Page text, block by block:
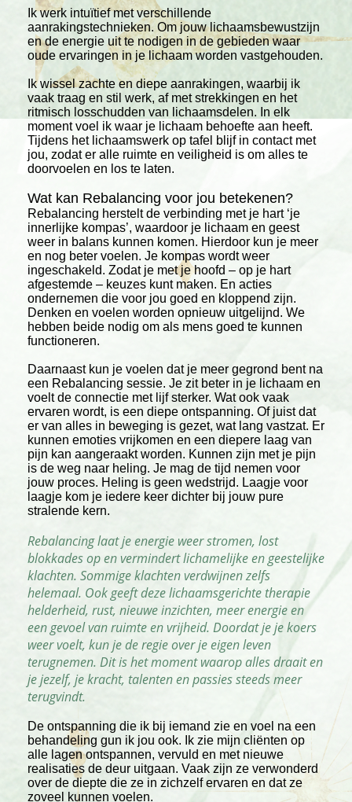
Ik werk intuïtief met verschillende
aanrakingstechnieken. Om jouw lichaamsbewustzijn
en de energie uit te nodigen in de gebieden waar
oude ervaringen in je lichaam worden vastgehouden.
Ik wissel zachte en diepe aanrakingen, waarbij ik
vaak traag en stil werk, af met strekkingen en het
ritmisch losschudden van lichaamsdelen. In elk
moment voel ik waar je lichaam behoefte aan heeft.
Tijdens het lichaamswerk op tafel blijf in contact met
jou, zodat er alle ruimte en veiligheid is om alles te
doorvoelen en los te laten.
Wat kan Rebalancing voor jou betekenen?
Rebalancing herstelt de verbinding met je hart ‘je
innerlijke kompas’, waardoor je lichaam en geest
weer in balans kunnen komen. Hierdoor kun je meer
en nog beter voelen. Je kompas wordt weer
ingeschakeld. Zodat je met je hoofd – op je hart
afgestemde – keuzes kunt maken. En acties
ondernemen die voor jou goed en kloppend zijn.
Denken en voelen worden opnieuw uitgelijnd. We
hebben beide nodig om als mens goed te kunnen
functioneren.
Daarnaast kun je voelen dat je meer gegrond bent na
een Rebalancing sessie. Je zit beter in je lichaam en
voelt de connectie met lijf sterker. Wat ook vaak
ervaren wordt, is een diepe ontspanning. Of juist dat
er van alles in beweging is gezet, wat lang vastzat. Er
kunnen emoties vrijkomen en een diepere laag van
pijn kan aangeraakt worden. Kunnen zijn met je pijn
is de weg naar heling. Je mag de tijd nemen voor
jouw proces. Heling is geen wedstrijd. Laagje voor
laagje kom je iedere keer dichter bij jouw pure
stralende kern.
Rebalancing laat je energie weer stromen, lost
blokkades op en vermindert lichamelijke en geestelijke
klachten. Sommige klachten verdwijnen zelfs
helemaal. Ook geeft deze lichaamsgerichte therapie
helderheid, rust, nieuwe inzichten, meer energie en
een gevoel van ruimte en vrijheid. Doordat je je koers
weer voelt, kun je de regie over je eigen leven
terugnemen. Dit is het moment waarop alles draait en
je jezelf, je kracht, talenten en passies steeds meer
terugvindt.
De ontspanning die ik bij iemand zie en voel na een
behandeling gun ik jou ook. Ik zie mijn cliënten op
alle lagen ontspannen, vervuld en met nieuwe
realisaties de deur uitgaan. Vaak zijn ze verwonderd
over de diepte die ze in zichzelf ervaren en dat ze
zoveel kunnen voelen.